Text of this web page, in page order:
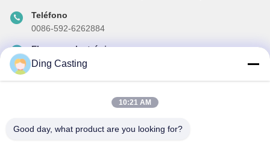
Teléfono
0086-592-6262884
El correo electrónico
dzivy@idzxm.cn
Suscríbete a nuestro boletín para obtener descuentos y más.
Ding Casting
10:21 AM
Good day, what product are you looking for?